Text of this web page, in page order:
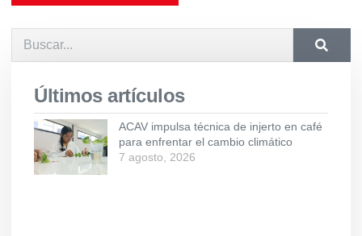
Últimos artículos
ACAV impulsa técnica de injerto en café
para enfrentar el cambio climático
7 agosto, 2026